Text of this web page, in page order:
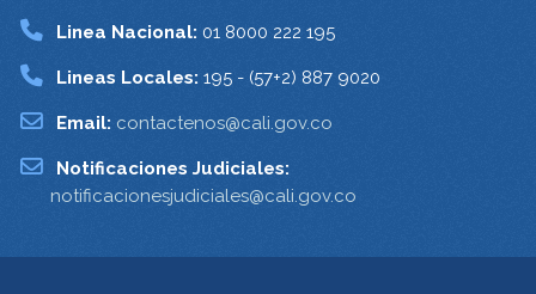
Linea Nacional: 01 8000 222 195
Lineas Locales: 195 - (57+2) 887 9020
Email: contactenos@cali.gov.co
Notificaciones Judiciales:
notificacionesjudiciales@cali.gov.co